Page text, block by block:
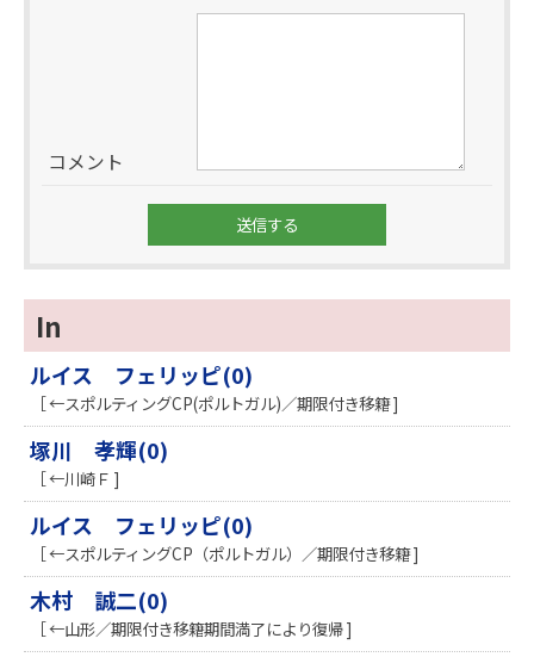
コメント
In
ルイス フェリッピ(0)
［ ←スポルティングCP(ポルトガル)／期限付き移籍 ]
塚川 孝輝(0)
［ ←川崎Ｆ ]
ルイス フェリッピ(0)
［ ←スポルティングCP（ポルトガル）／期限付き移籍 ]
木村 誠二(0)
［ ←山形／期限付き移籍期間満了により復帰 ]